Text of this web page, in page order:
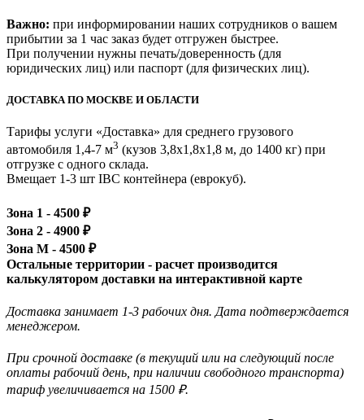
Важно: при информировании наших сотрудников о вашем
прибытии за 1 час заказ будет отгружен быстрее.
При получении нужны печать/доверенность (для
юридических лиц) или паспорт (для физических лиц).
ДОСТАВКА ПО МОСКВЕ И ОБЛАСТИ
Тарифы услуги «Доставка» для среднего грузового
автомобиля 1,4-7 м3 (кузов 3,8x1,8x1,8 м, до 1400 кг) при
отгрузке с одного склада.
Вмещает 1-3 шт IBC контейнера (еврокуб).
Зона 1 - 4500 ₽
Зона 2 - 4900 ₽
Зона М - 4500 ₽
Остальные территории - расчет производится
калькулятором доставки на интерактивной карте
Доставка занимает 1-3 рабочих дня. Дата подтверждается
менеджером.
При срочной доставке (в текущий или на следующий после
оплаты рабочий день, при наличии свободного транспорта)
тариф увеличивается на 1500 ₽.